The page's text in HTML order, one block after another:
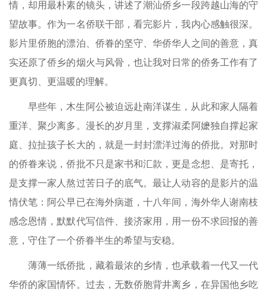
情，却用最朴素的镜头，讲述了潮汕侨乡一段跨越山海的守
望故事。作为一名侨联干部，看完影片，我内心感触很深。
影片里侨胞的漂泊、侨眷的坚守、华侨华人之间的善意，真
实还原了侨乡的烟火与风骨，也让我对日常的侨务工作有了
更真切、更温暖的理解。
早些年，木生阿公被迫远赴南洋谋生，从此和家人隔着
重洋、聚少离多。漫长的岁月里，支撑淑柔阿嬷独自撑起家
庭、拉扯孩子长大的，就是一封封漂洋过海的侨批。对那时
的侨眷来说，侨批不只是家书和汇款，更是念想、是寄托，
是支撑一家人熬过苦日子的底气。最让人动容的是影片的温
情伏笔：阿公早已在海外病逝，十八年间，海外华人谢南枝
感念恩情，默默代写信件、接济家用，用一份不求回报的善
意，守住了一个侨眷半生的希望与安稳。
薄薄一纸侨批，藏着最浓的乡情，也承载着一代又一代
华侨的家国情怀。过去，无数侨胞背井离乡，在异国他乡吃